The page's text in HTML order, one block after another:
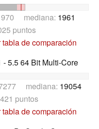
mediana: 1961
puntos
tabla de comparación
- 5.5 64 Bit Multi-Core
mediana: 19054
puntos
tabla de comparación